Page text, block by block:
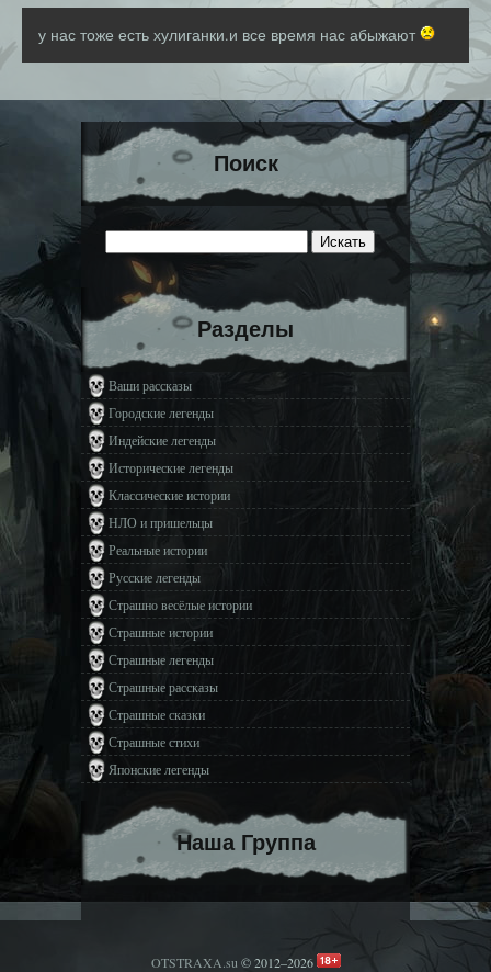
у нас тоже есть хулиганки.и все время нас абыжают
Поиск
Разделы
Ваши рассказы
Городские легенды
Индейские легенды
Исторические легенды
Классические истории
НЛО и пришельцы
Реальные истории
Русские легенды
Страшно весёлые истории
Страшные истории
Страшные легенды
Страшные рассказы
Страшные сказки
Страшные стихи
Японские легенды
Наша Группа
OTSTRAXA.su © 2012–2026